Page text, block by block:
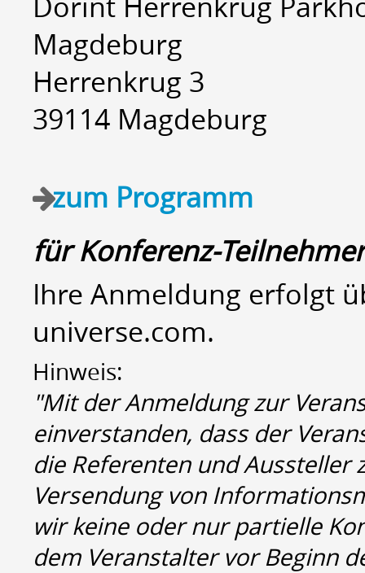
Magdeburg
Herrenkrug 3
39114 Magdeburg
zum Programm
für Konferenz-
Ihre Anmeldung erfolgt
universe.com.
Hinweis:
"Mit der Anmeldung zur
einverstanden, dass der
die Referenten und Aussteller
Versendung von
wir keine oder nur partielle
dem Veranstalter vor Beginn